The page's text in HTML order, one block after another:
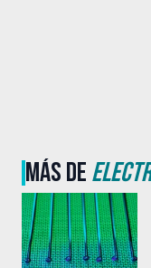
MÁS DE